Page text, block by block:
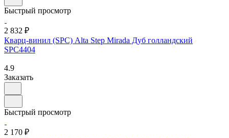
Быстрый просмотр
2 832 ₽
Кварц-винил (SPC) Alta Step Mirada Дуб голландский
SPC4404
4.9
Заказать
Быстрый просмотр
2 170 ₽